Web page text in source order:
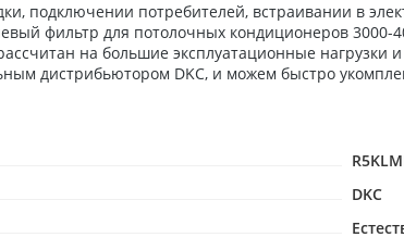
подключении потребителей, встраивании в
фильтр для потолочных кондиционеров
на большие эксплуатационные
дистрибьютором DKC, и можем быстро
DKC